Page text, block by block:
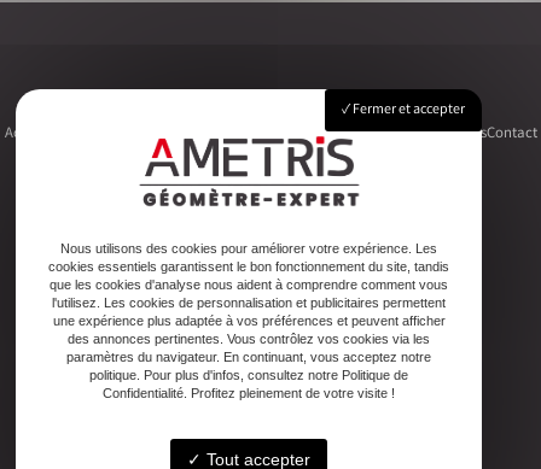
Accueil FoncierUrbanismeCopropriété TopographieAutres activitésContact
Adresse
2ter Cour Xavier Moreau, 33720 Podensac
Téléphone
05 56 27 26 08
Email
Fermer et accepter
Nous utilisons des cookies pour améliorer votre expérience. Les
cookies essentiels garantissent le bon fonctionnement du site, tandis
que les cookies d'analyse nous aident à comprendre comment vous
l'utilisez. Les cookies de personnalisation et publicitaires permettent
une expérience plus adaptée à vos préférences et peuvent afficher
des annonces pertinentes. Vous contrôlez vos cookies via les
paramètres du navigateur. En continuant, vous acceptez notre
politique. Pour plus d'infos, consultez notre Politique de
Confidentialité. Profitez pleinement de votre visite !
Tout accepter